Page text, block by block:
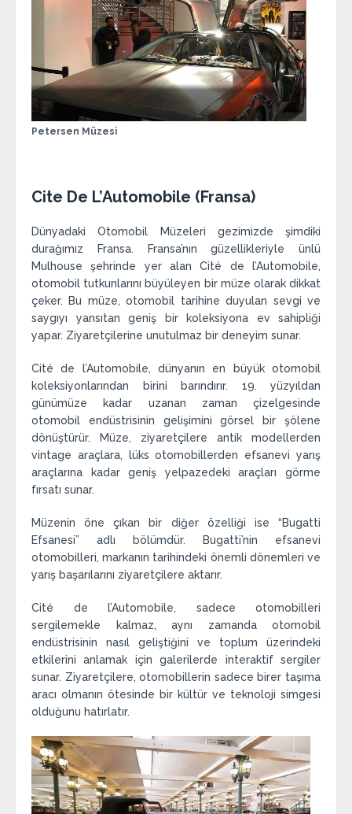
Petersen Müzesi
Cite De L’Automobile (Fransa)
Dünyadaki Otomobil Müzeleri gezimizde şimdiki
durağımız Fransa. Fransa’nın güzellikleriyle ünlü
Mulhouse şehrinde yer alan Cité de l’Automobile,
otomobil tutkunlarını büyüleyen bir müze olarak dikkat
çeker. Bu müze, otomobil tarihine duyulan sevgi ve
saygıyı yansıtan geniş bir koleksiyona ev sahipliği
yapar. Ziyaretçilerine unutulmaz bir deneyim sunar.
Cité de l’Automobile, dünyanın en büyük otomobil
koleksiyonlarından birini barındırır. 19. yüzyıldan
günümüze kadar uzanan zaman çizelgesinde
otomobil endüstrisinin gelişimini görsel bir şölene
dönüştürür. Müze, ziyaretçilere antik modellerden
vintage araçlara, lüks otomobillerden efsanevi yarış
araçlarına kadar geniş yelpazedeki araçları görme
fırsatı sunar.
Müzenin öne çıkan bir diğer özelliği ise “Bugatti
Efsanesi” adlı bölümdür. Bugatti’nin efsanevi
otomobilleri, markanın tarihindeki önemli dönemleri ve
yarış başarılarını ziyaretçilere aktarır.
Cité de l’Automobile, sadece otomobilleri
sergilemekle kalmaz, aynı zamanda otomobil
endüstrisinin nasıl geliştiğini ve toplum üzerindeki
etkilerini anlamak için galerilerde interaktif sergiler
sunar. Ziyaretçilere, otomobillerin sadece birer taşıma
aracı olmanın ötesinde bir kültür ve teknoloji simgesi
olduğunu hatırlatır.